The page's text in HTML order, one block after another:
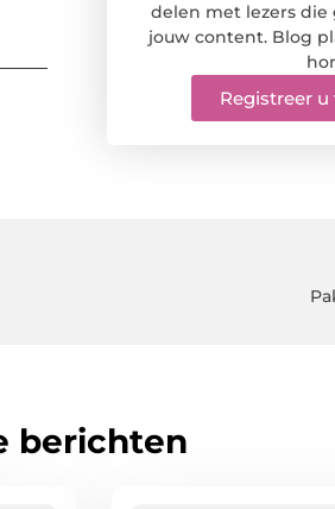
delen met lezers die
jouw content. Blog
Registreer
berichten